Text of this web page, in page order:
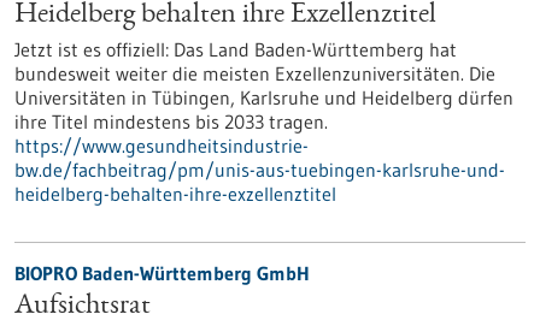
Heidelberg behalten ihre Exzellenztitel
Jetzt ist es offiziell: Das Land Baden-Württemberg hat
bundesweit weiter die meisten Exzellenzuniversitäten. Die
Universitäten in Tübingen, Karlsruhe und Heidelberg dürfen
ihre Titel mindestens bis 2033 tragen.
https://www.gesundheitsindustrie-
bw.de/fachbeitrag/pm/unis-aus-tuebingen-karlsruhe-und-
heidelberg-behalten-ihre-exzellenztitel
BIOPRO Baden-Württemberg GmbH
Aufsichtsrat